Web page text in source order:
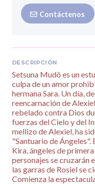
Contáctenos
DESCRIPCIÓN
Setsuna Mudô es un
culpa de un amor
hermana Sara. Un día,
reencarnación de
rebelado contra Dios
fuerzas del Cielo y del
mellizo de Alexiel, ha
"Santuario de Ángeles".
Kira, ángeles de
personajes se cruzarán
las garras de Rosiel se
Comienza la